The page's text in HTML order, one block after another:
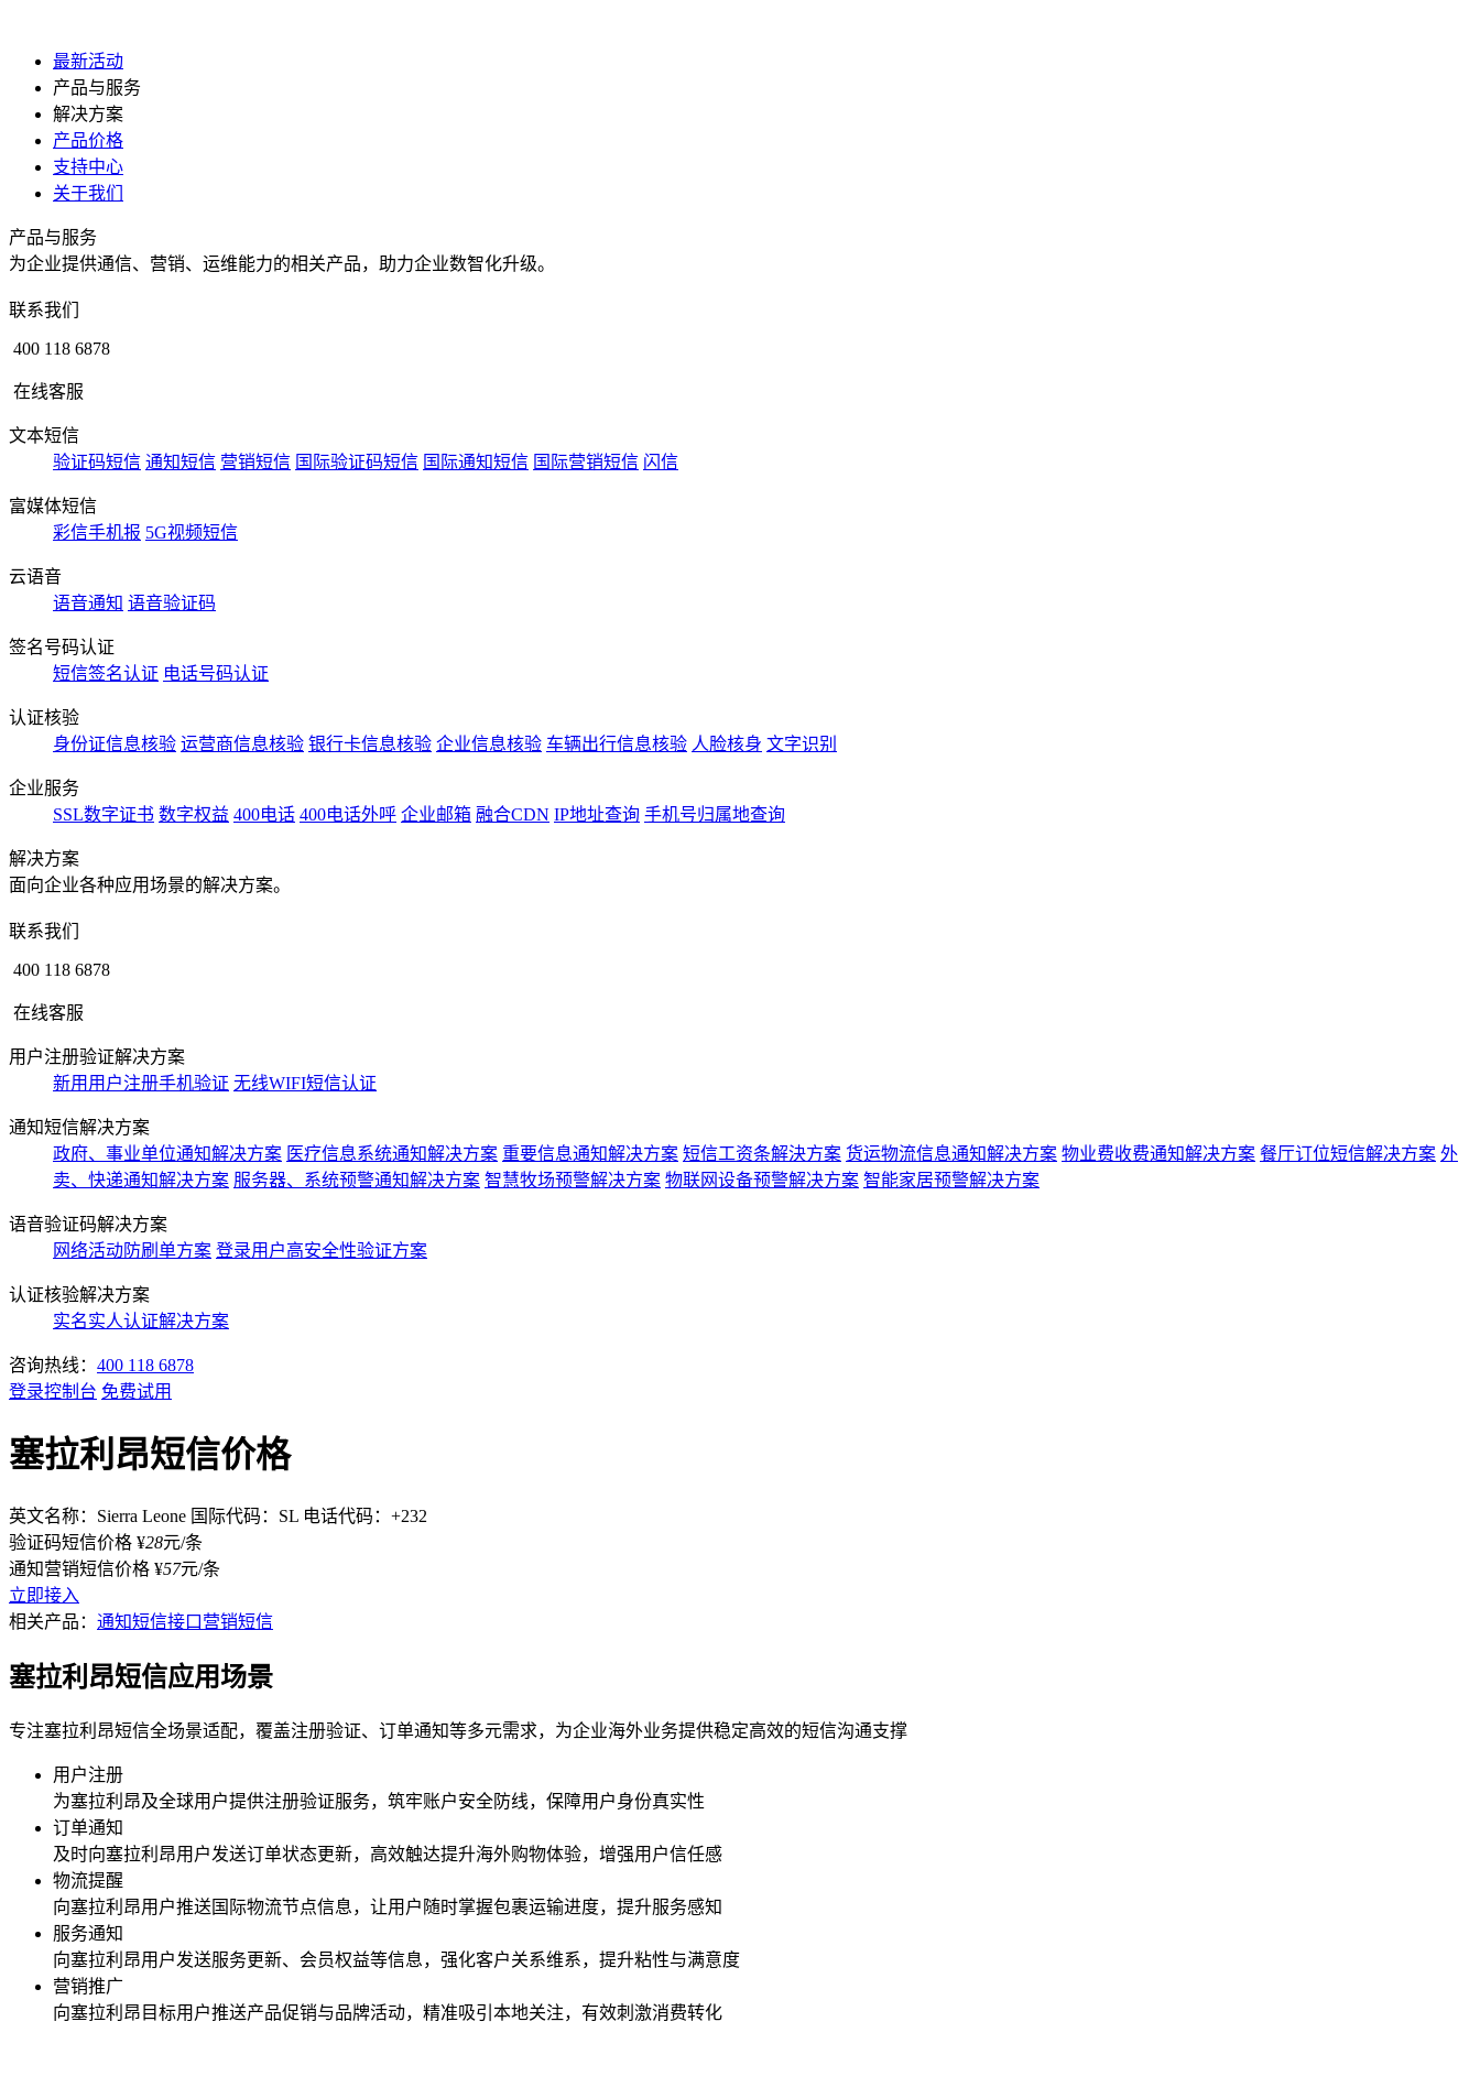
最新活动
产品与服务
解决方案
产品价格
支持中心
关于我们
产品与服务
为企业提供通信、营销、运维能力的相关产品，助力企业数智化升级。
联系我们
400 118 6878
在线客服
文本短信
验证码短信 通知短信 营销短信 国际验证码短信 国际通知短信 国际营销短信 闪信
富媒体短信
彩信手机报 5G视频短信
云语音
语音通知 语音验证码
签名号码认证
短信签名认证 电话号码认证
认证核验
身份证信息核验 运营商信息核验 银行卡信息核验 企业信息核验 车辆出行信息核验 人脸核身 文字识别
企业服务
SSL数字证书 数字权益 400电话 400电话外呼 企业邮箱 融合CDN IP地址查询 手机号归属地查询
解决方案
面向企业各种应用场景的解决方案。
联系我们
400 118 6878
在线客服
用户注册验证解决方案
新用用户注册手机验证 无线WIFI短信认证
通知短信解决方案
政府、事业单位通知解决方案 医疗信息系统通知解决方案 重要信息通知解决方案 短信工资条解決方案 货运物流信息通知解决方案 物业费收费通知解决方案 餐厅订位短信解决方案 外
卖、快递通知解决方案 服务器、系统预警通知解决方案 智慧牧场预警解决方案 物联网设备预警解决方案 智能家居预警解决方案
语音验证码解决方案
网络活动防刷单方案 登录用户高安全性验证方案
认证核验解决方案
实名实人认证解决方案
咨询热线： 400 118 6878
登录控制台 免费试用
塞拉利昂短信价格
英文名称：Sierra Leone 国际代码：SL 电话代码：+232
验证码短信价格 ¥28元/条
通知营销短信价格 ¥57元/条
立即接入
相关产品： 通知短信接口 营销短信
塞拉利昂短信应用场景
专注塞拉利昂短信全场景适配，覆盖注册验证、订单通知等多元需求，为企业海外业务提供稳定高效的短信沟通支撑
用户注册
为塞拉利昂及全球用户提供注册验证服务，筑牢账户安全防线，保障用户身份真实性
订单通知
及时向塞拉利昂用户发送订单状态更新，高效触达提升海外购物体验，增强用户信任感
物流提醒
向塞拉利昂用户推送国际物流节点信息，让用户随时掌握包裹运输进度，提升服务感知
服务通知
向塞拉利昂用户发送服务更新、会员权益等信息，强化客户关系维系，提升粘性与满意度
营销推广
向塞拉利昂 目标用户推送产品促销与品牌活动，精准吸引本地关注，有效刺激消费转化